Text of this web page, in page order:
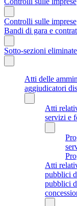
Controlli sulle imprese
Bandi di gara e
Sotto-sezioni
Atti delle
aggiudicatori
Atti
servizi e
Atti
pubblici
pubblici